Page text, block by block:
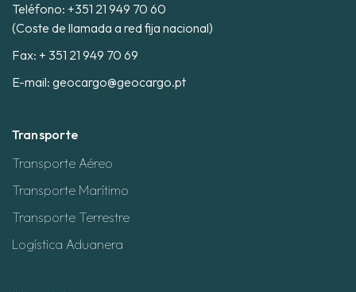
Teléfono: +351 21 949 70 60
(Coste de llamada a red fija nacional)
Fax: + 351 21 949 70 69
E-mail: geocargo@geocargo.pt
Transporte
Transporte Aéreo
Transporte Marítimo
Transporte Terrestre
Logística Aduanera